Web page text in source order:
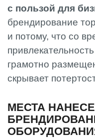
с пользой для
брендирование
и потому, что со
грамотно
скрывает
МЕСТА